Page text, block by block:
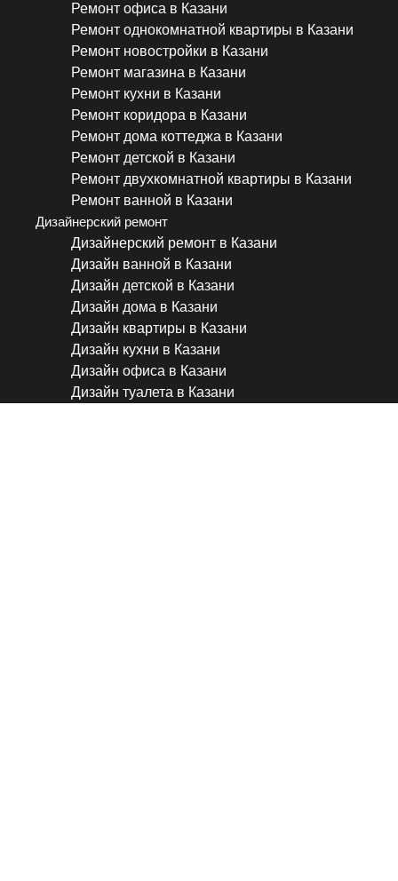
Ремонт офиса в Казани
Ремонт однокомнатной квартиры в Казани
Ремонт новостройки в Казани
Ремонт магазина в Казани
Ремонт кухни в Казани
Ремонт коридора в Казани
Ремонт дома коттеджа в Казани
Ремонт детской в Казани
Ремонт двухкомнатной квартиры в Казани
Ремонт ванной в Казани
Дизайнерский ремонт
Дизайнерский ремонт в Казани
Дизайн ванной в Казани
Дизайн детской в Казани
Дизайн дома в Казани
Дизайн квартиры в Казани
Дизайн кухни в Казани
Дизайн офиса в Казани
Дизайн туалета в Казани